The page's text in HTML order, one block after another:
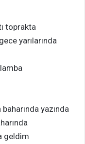
toprakta
yarılarında
yazında
geldim